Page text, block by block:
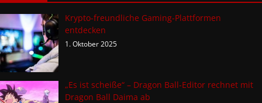
Krypto-freundliche Gaming-Plattformen
entdecken
1. Oktober 2025
„Es ist scheiße“ – Dragon Ball-Editor rechnet mit
Dragon Ball Daima ab